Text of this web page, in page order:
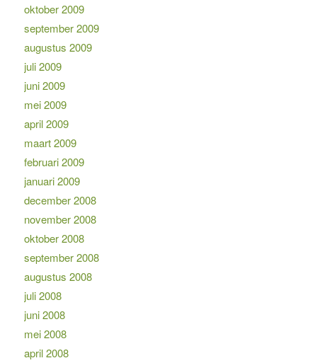
oktober 2009
september 2009
augustus 2009
juli 2009
juni 2009
mei 2009
april 2009
maart 2009
februari 2009
januari 2009
december 2008
november 2008
oktober 2008
september 2008
augustus 2008
juli 2008
juni 2008
mei 2008
april 2008